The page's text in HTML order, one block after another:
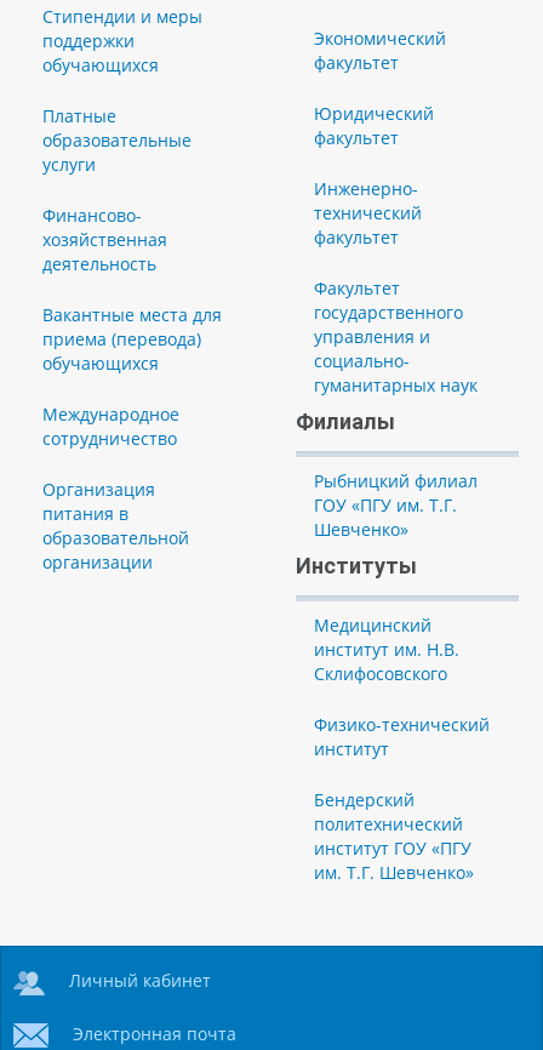
Стипендии и меры
поддержки
обучающихся
Платные
образовательные
услуги
Финансово-
хозяйственная
деятельность
Вакантные места для
приема (перевода)
обучающихся
Международное
сотрудничество
Организация
питания в
образовательной
организации
Экономический
факультет
Юридический
факультет
Инженерно-
технический
факультет
Факультет
государственного
управления и
социально-
гуманитарных наук
Филиалы
Рыбницкий филиал
ГОУ «ПГУ им. Т.Г.
Шевченко»
Институты
Медицинский
институт им. Н.В.
Склифосовского
Физико-технический
институт
Бендерский
политехнический
институт ГОУ «ПГУ
им. Т.Г. Шевченко»
Личный кабинет
Электронная почта